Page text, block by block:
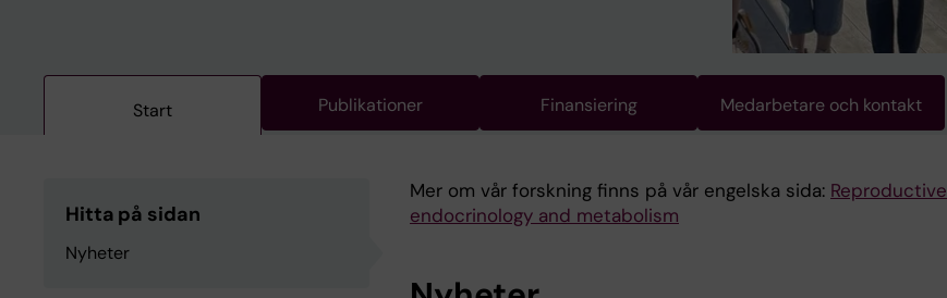
Start Publikationer Finansiering Medarbetare och kontakt
Hitta på sidan
Nyheter
Mer om vår forskning finns på vår engelska sida: Reproductive
endocrinology and metabolism